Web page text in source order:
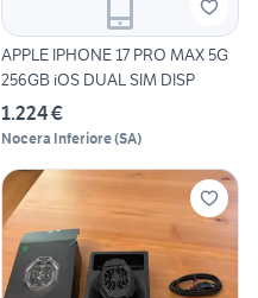
APPLE IPHONE 17 PRO MAX 5G
256GB iOS DUAL SIM DISP
1.224 €
Nocera Inferiore(SA)